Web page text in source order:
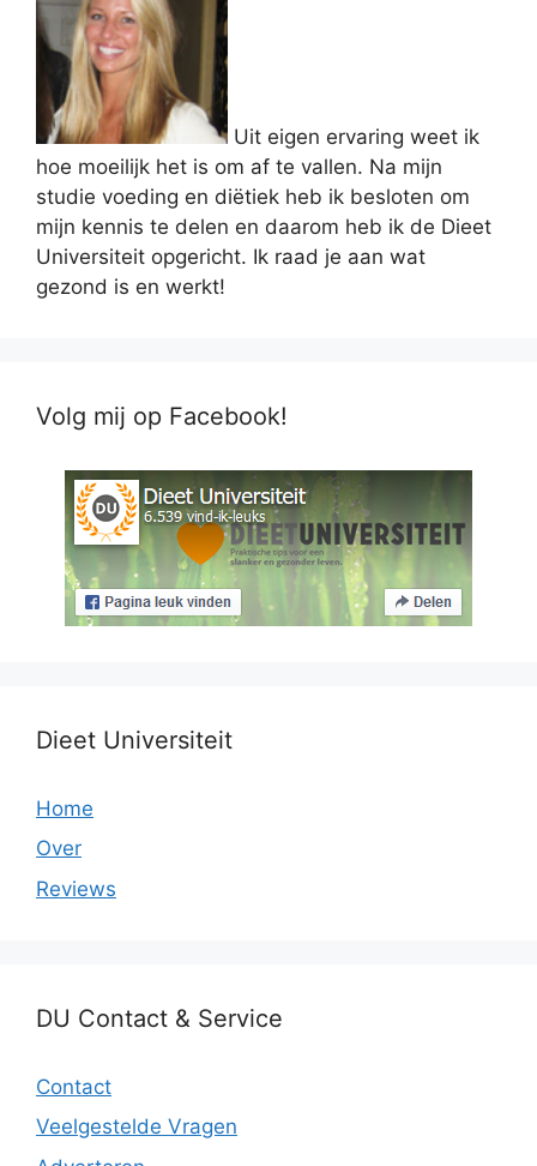
Uit eigen ervaring weet ik
hoe moeilijk het is om af te vallen. Na mijn
studie voeding en diëtiek heb ik besloten om
mijn kennis te delen en daarom heb ik de Dieet
Universiteit opgericht. Ik raad je aan wat
gezond is en werkt!
Volg mij op Facebook!
Dieet Universiteit
Home
Over
Reviews
DU Contact & Service
Contact
Veelgestelde Vragen